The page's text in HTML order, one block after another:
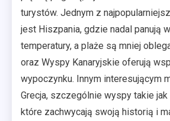
turystów. Jednym z
jest Hiszpania, gdzie nadal panują
temperatury, a plaże są mniej
oraz Wyspy Kanaryjskie oferują
wypoczynku. Innym interesującym
Grecja, szczególnie wyspy takie
które zachwycają swoją historią i